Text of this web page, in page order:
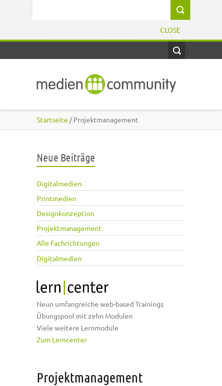
CLOSE
Startseite / Projektmanagement
Neue Beiträge
Digitalmedien
Printmedien
Designkonzeption
Projektmanagement
Alle Fachrichtungen
Digitalmedien
Neun umfangreiche web-based Trainings
Übungspool mit zehn Modulen
Viele weitere Lernmodule
Zum Lerncenter
Projektmanagement